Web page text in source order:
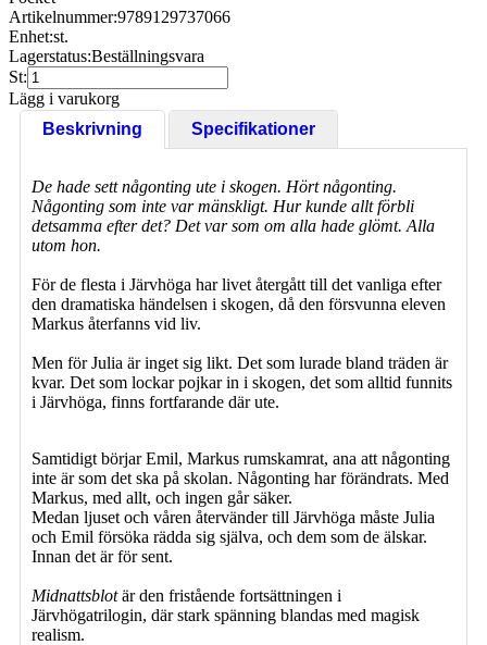
Artikelnummer:9789129737066
Enhet:st.
Lagerstatus:Beställningsvara
St:
Lägg i varukorg
Beskrivning
Specifikationer
De hade sett någonting ute i skogen. Hört någonting.
Någonting som inte var mänskligt. Hur kunde allt förbli
detsamma efter det? Det var som om alla hade glömt. Alla
utom hon.
För de flesta i Järvhöga har livet återgått till det vanliga efter
den dramatiska händelsen i skogen, då den försvunna eleven
Markus återfanns vid liv.
Men för Julia är inget sig likt. Det som lurade bland träden är
kvar. Det som lockar pojkar in i skogen, det som alltid funnits
i Järvhöga, finns fortfarande där ute.
Samtidigt börjar Emil, Markus rumskamrat, ana att någonting
inte är som det ska på skolan. Någonting har förändrats. Med
Markus, med allt, och ingen går säker.
Medan ljuset och våren återvänder till Järvhöga måste Julia
och Emil försöka rädda sig själva, och dem som de älskar.
Innan det är för sent.
Midnattsblotär den fristående fortsättningen i
Järvhögatrilogin, där stark spänning blandas med magisk
realism.